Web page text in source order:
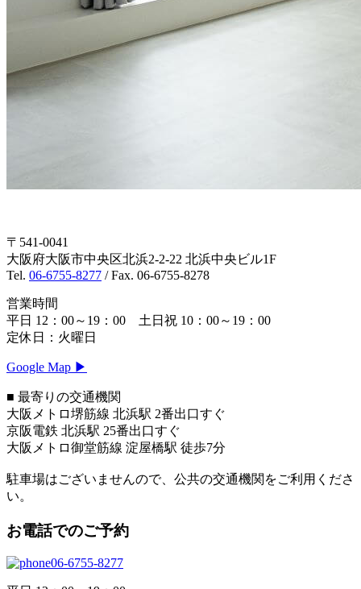
〒541-0041
大阪府大阪市中央区北浜2-2-22 北浜中央ビル1F
Tel. 06-6755-8277 / Fax. 06-6755-8278
営業時間
平日 12：00～19：00 土日祝 10：00～19：00
定休日：火曜日
Google Map ▶︎
■ 最寄りの交通機関
大阪メトロ堺筋線 北浜駅 2番出口すぐ
京阪電鉄 北浜駅 25番出口すぐ
大阪メトロ御堂筋線 淀屋橋駅 徒歩7分
駐車場はございませんので、公共の交通機関をご利用くださ
い。
お電話でのご予約
06-6755-8277